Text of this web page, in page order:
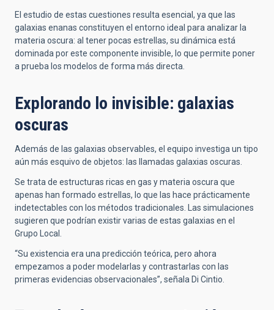
El estudio de estas cuestiones resulta esencial, ya que las
galaxias enanas constituyen el entorno ideal para analizar la
materia oscura: al tener pocas estrellas, su dinámica está
dominada por este componente invisible, lo que permite poner
a prueba los modelos de forma más directa.
Explorando lo invisible: galaxias
oscuras
Además de las galaxias observables, el equipo investiga un tipo
aún más esquivo de objetos: las llamadas galaxias oscuras.
Se trata de estructuras ricas en gas y materia oscura que
apenas han formado estrellas, lo que las hace prácticamente
indetectables con los métodos tradicionales. Las simulaciones
sugieren que podrían existir varias de estas galaxias en el
Grupo Local.
“Su existencia era una predicción teórica, pero ahora
empezamos a poder modelarlas y contrastarlas con las
primeras evidencias observacionales”, señala Di Cintio.